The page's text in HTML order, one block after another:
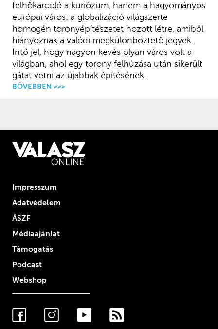
felhőkarcoló a kuriózum, hanem a hagyományos
európai város: a globalizáció világszerte
homogén toronyépítészetet hozott létre, amiből
hiányoznak a valódi megkülönböztető jegyek.
Intő jel, hogy nagyon kevés olyan város volt a
világban, ahol egy torony felhúzása után sikerült
gátat vetni az újabbak építésének.
BŐVEBBEN >>>
Impresszum
Adatvédelem
ÁSZF
Médiaajánlat
Támogatás
Podcast
Webshop